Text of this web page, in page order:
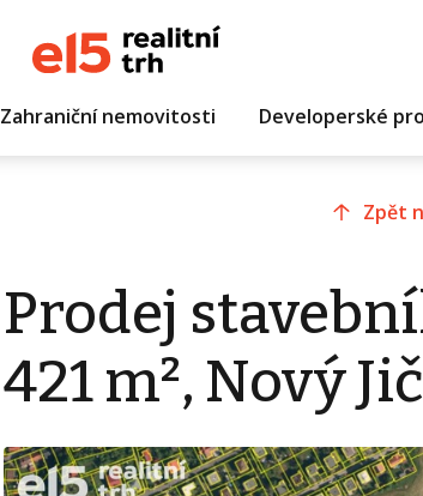
Zahraniční nemovitosti Developerské
Zpět
Prodej
421 m², Nový